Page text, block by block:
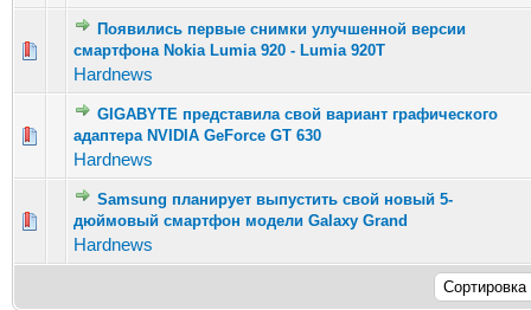
Появились первые снимки улучшенной версии
смартфона Nokia Lumia 920 - Lumia 920T
Hardnews
Голосов: 8 - Средняя оценка: 2.13 из 5
1234 5
GIGABYTE представила свой вариант графического
адаптера NVIDIA GeForce GT 630
Hardnews
Голосов: 1 - Средняя оценка: 1 из 5
12 345
Samsung планирует выпустить свой новый 5-
дюймовый смартфон модели Galaxy Grand
Hardnews
Голосов: 5 - Средняя оценка: 1.8 из 5
12345